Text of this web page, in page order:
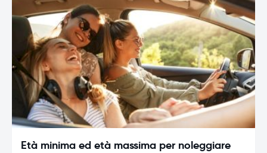
Età minima ed età massima per noleggiare